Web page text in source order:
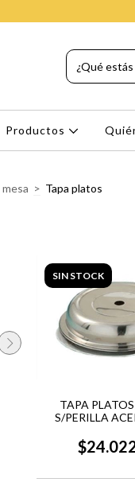
Productos
> Tapa platos
SIN STOCK
TAPA
S/PERILLA